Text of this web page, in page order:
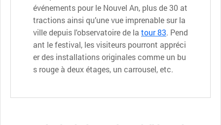
événements pour le Nouvel An, plus de 30 at
tractions ainsi qu’une vue imprenable sur la
ville depuis l'observatoire de la tour 83. Pend
ant le festival, les visiteurs pourront appréci
er des installations originales comme un bu
s rouge à deux étages, un carrousel, etc.